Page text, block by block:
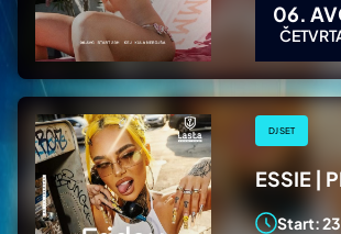
06.
DJ SET
ESSIE |
Start: